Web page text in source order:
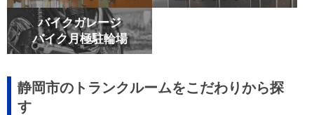
バイクガレージ
バイク月極駐輪場
静岡市のトランクルームをこだわりから探
す